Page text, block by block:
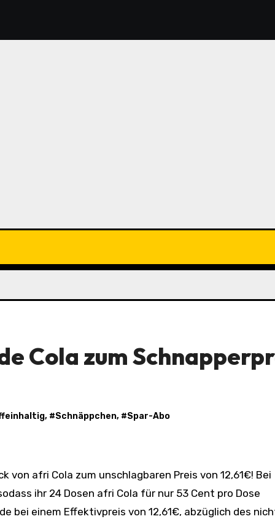
Cola zum
, #Schnäppchen, #Spar-Abo
ihr 24 Dosen afri Cola für nur 53 Cent pro Dose
bei einem Effektivpreis von 12,61€, abzüglich des